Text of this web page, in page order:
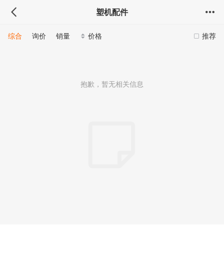
塑机配件
推荐
综合 询价 销量 价格
抱歉，暂无相关信息